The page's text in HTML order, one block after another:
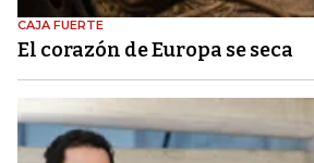
CAJA FUERTE
El corazón de Europa se seca